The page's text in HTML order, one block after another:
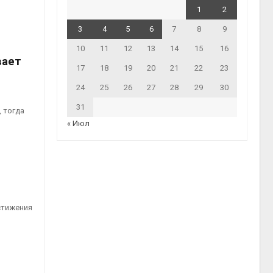
1 2
3 4 5 6 7 8 9
10 11 12 13 14 15 16
17 18 19 20 21 22 23
24 25 26 27 28 29 30
31
« Июл